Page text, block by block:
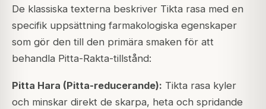
De klassiska texterna beskriver Tikta rasa med en
specifik uppsättning farmakologiska egenskaper
som gör den till den primära smaken för att
behandla Pitta-Rakta-tillstånd:
Pitta Hara (Pitta-reducerande): Tikta rasa kyler
och minskar direkt de skarpa, heta och spridande